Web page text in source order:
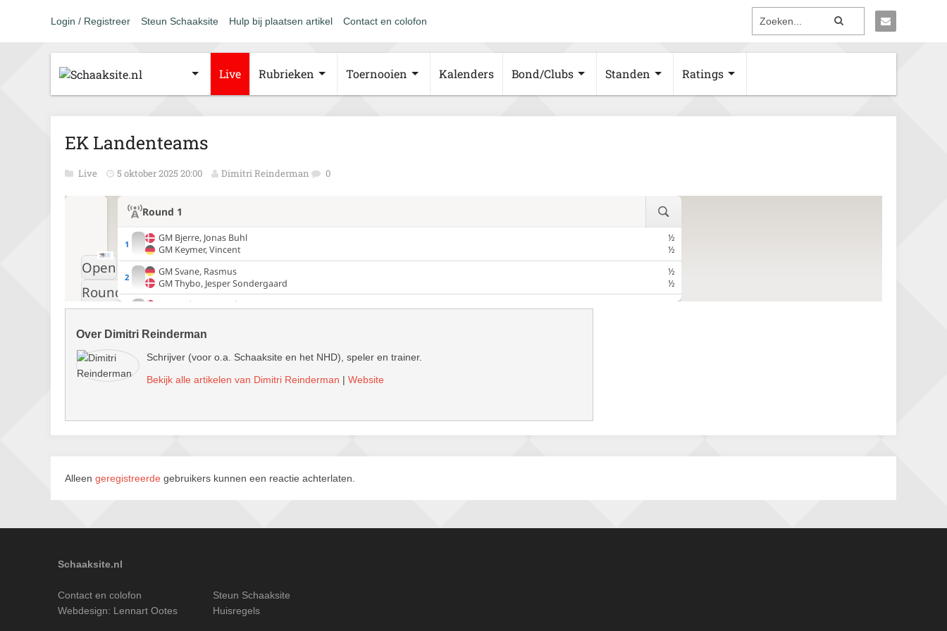
Login / Registreer Steun Schaaksite Hulp bij plaatsen artikel Contact en colofon
Live Rubrieken Toernooien Kalenders Bond/Clubs Standen Ratings
EK Landenteams
Live 5 oktober 2025 20:00 Dimitri Reinderman 0
Over Dimitri Reinderman
Schrijver (voor o.a. Schaaksite en het NHD), speler en trainer.
Bekijk alle artikelen van Dimitri Reinderman | Website
Alleen geregistreerde gebruikers kunnen een reactie achterlaten.
Schaaksite.nl
Contact en colofon
Webdesign: Lennart Ootes
Steun Schaaksite
Huisregels